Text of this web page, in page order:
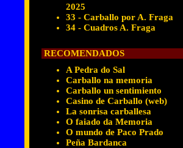
2025
33 - Carballo por A. Fraga
34 - Cuadros A. Fraga
RECOMENDADOS
A Pedra do Sal
Carballo na memoria
Carballo un sentimiento
Casino de Carballo (web)
La sonrisa carballesa
O faiado da Memoria
O mundo de Paco Prado
Peña Bardanca